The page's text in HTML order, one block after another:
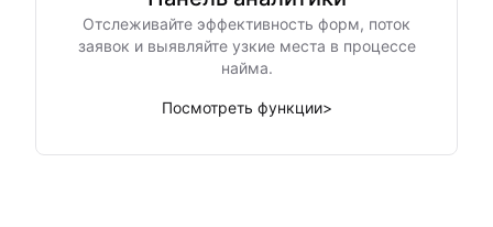
Отслеживайте эффективность форм, поток
заявок и выявляйте узкие места в процессе
найма.
Посмотреть функции>